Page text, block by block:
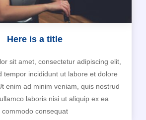
Here is a title
sit amet, consectetur adipiscing elit,
tempor incididunt ut labore et dolore
enim ad minim veniam, quis nostrud
laboris nisi ut aliquip ex ea
commodo consequat